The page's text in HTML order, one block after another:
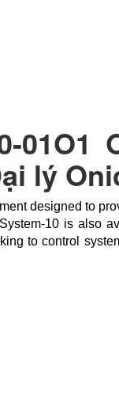
lý
designed to
10 is also
to control